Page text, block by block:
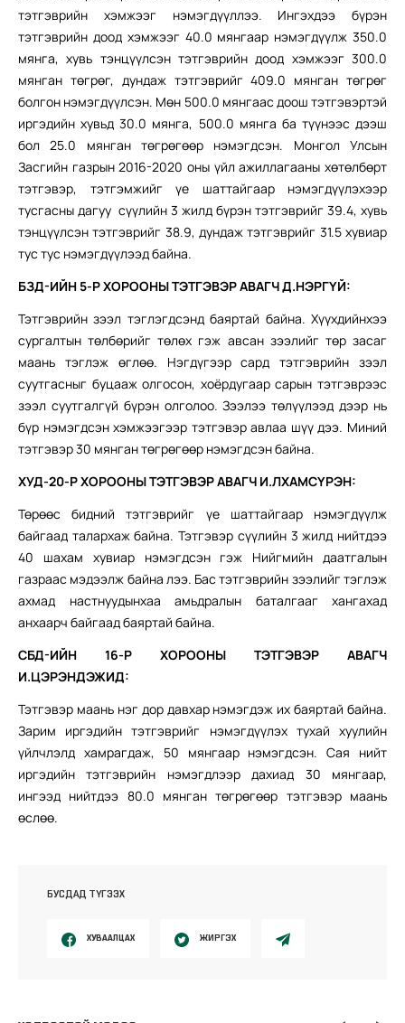
тэтгэврийн хэмжээг нэмэгдүүллээ. Ингэхдээ бүрэн
тэтгэврийн доод хэмжээг 40.0 мянгаар нэмэгдүүлж 350.0
мянга, хувь тэнцүүлсэн тэтгэврийн доод хэмжээг 300.0
мянган төгрөг, дундаж тэтгэврийг 409.0 мянган төгрөг
болгон нэмэгдүүлсэн. Мөн 500.0 мянгаас доош тэтгэвэртэй
иргэдийн хувьд 30.0 мянга, 500.0 мянга ба түүнээс дээш
бол 25.0 мянган төгрөгөөр нэмэгдсэн. Монгол Улсын
Засгийн газрын 2016-2020 оны үйл ажиллагааны хөтөлбөрт
тэтгэвэр, тэтгэмжийг үе шаттайгаар нэмэгдүүлэхээр
тусгасны дагуу сүүлийн 3 жилд бүрэн тэтгэврийг 39.4, хувь
тэнцүүлсэн тэтгэврийг 38.9, дундаж тэтгэврийг 31.5 хувиар
тус тус нэмэгдүүлээд байна.
БЗД-ИЙН 5-Р ХОРООНЫТЭТГЭВЭР АВАГЧД.НЭРГҮЙ:
Тэтгэврийн зээл тэглэгдсэнд баяртай байна. Хүүхдийнхээ
сургалтын төлбөрийг төлөх гэж авсан зээлийг төр засаг
маань тэглэж өглөө. Нэгдүгээр сард тэтгэврийн зээл
суутгасныг буцааж олгосон, хоёрдугаар сарын тэтгэврээс
зээл суутгалгүй бүрэн олголоо. Зээлээ төлүүлээд дээр нь
бүр нэмэгдсэн хэмжээгээр тэтгэвэр авлаа шүү дээ. Миний
тэтгэвэр 30 мянган төгрөгөөр нэмэгдсэн байна.
ХУД-20-Р ХОРООНЫ ТЭТГЭВЭР АВАГЧ И.ЛХАМСҮРЭН:
Төрөөс бидний тэтгэврийг үе шаттайгаар нэмэгдүүлж
байгаад талархаж байна. Тэтгэвэр сүүлийн 3 жилд нийтдээ
40 шахам хувиар нэмэгдсэн гэж Нийгмийн даатгалын
газраас мэдээлж байна лээ. Бас тэтгэврийн зээлийг тэглэж
ахмад настнуудынхаа амьдралын баталгааг хангахад
анхаарч байгаад баяртай байна.
СБД-ИЙН 16-Р ХОРООНЫ ТЭТГЭВЭР АВАГЧ
И.ЦЭРЭНДЭЖИД:
Тэтгэвэр маань нэг дор давхар нэмэгдэж их баяртай байна.
Зарим иргэдийн тэтгэврийг нэмэгдүүлэх тухай хуулийн
үйлчлэлд хамрагдаж, 50 мянгаар нэмэгдсэн. Сая нийт
иргэдийн тэтгэврийн нэмэгдлээр дахиад 30 мянгаар,
ингээд нийтдээ 80.0 мянган төгрөгөөр тэтгэвэр маань
өслөө.
БУСДАД ТҮГЭЭХ
ХУВААЛЦАХ ЖИРГЭХ